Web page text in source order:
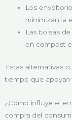
Los
minimizan la
Las bolsas
en compost
Estas alternativas
tiempo que apoyan
¿Cómo influye el
compra del